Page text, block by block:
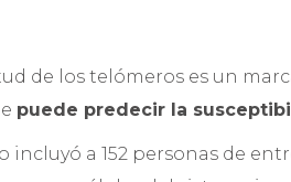
de los telómeros es un
puede predecir la
incluyó a 152 personas de